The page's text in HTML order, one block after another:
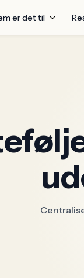
er det til